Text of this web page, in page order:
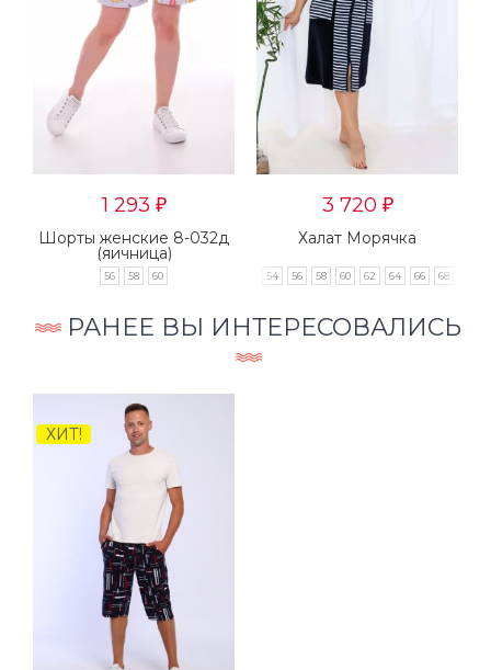
1 293 ₽
Шорты женские 8-032д
(яичница)
56 58 60
3 720 ₽
Халат Морячка
54 56 58 60 62 64 66 68
РАНЕЕ ВЫ ИНТЕРЕСОВАЛИСЬ
ХИТ!